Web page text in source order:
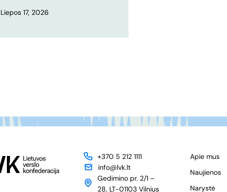
Liepos 17, 2026
+370 5 212 1111
info@lvk.lt
Gedimino pr. 2/1 –
28, LT-01103 Vilnius
Apie mus
Naujienos
Narystė